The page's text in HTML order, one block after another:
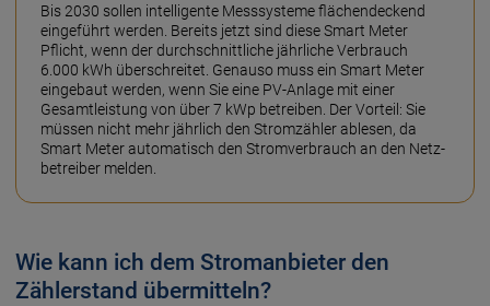
Bis 2030 sollen intelligente Mess­sys­teme flächen­deckend
einge­führt werden. Bereits jetzt sind diese Smart Meter
Pflicht, wenn der durch­schnitt­liche jähr­liche Ver­brauch
6.000 kWh über­schreitet. Genauso muss ein Smart Meter
einge­baut werden, wenn Sie eine PV-Anlage mit einer
Gesamt­leistung von über 7 kWp betreiben. Der Vor­teil: Sie
müssen nicht mehr jähr­lich den Strom­zähler ablesen, da
Smart Meter auto­matisch den Strom­ver­brauch an den Netz­
betreiber melden.
Wie kann ich dem Stromanbieter den
Zählerstand übermitteln?